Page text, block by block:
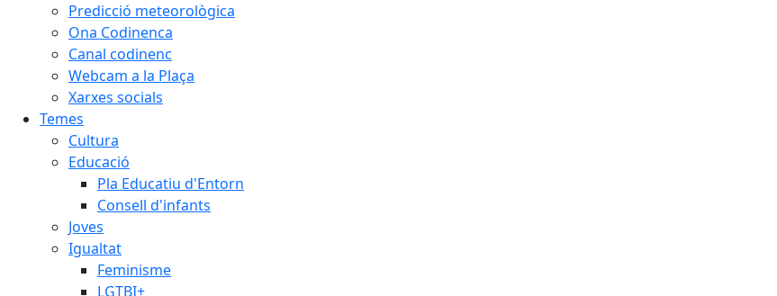
Predicció meteorològica
Ona Codinenca
Canal codinenc
Webcam a la Plaça
Xarxes socials
Temes
Cultura
Educació
Pla Educatiu d'Entorn
Consell d'infants
Joves
Igualtat
Feminisme
LGTBI+